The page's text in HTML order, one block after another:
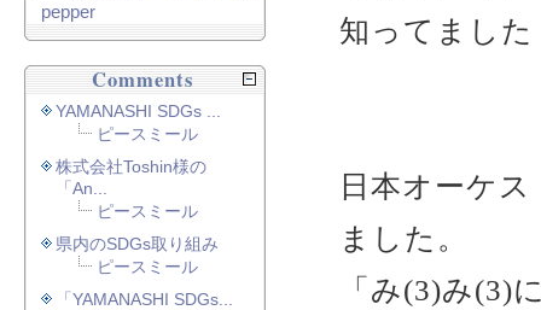
知ってました
日本オーケ
ました。
「み(3)み(3)
pepper
Comments
YAMANASHI SDGs ...
ピースミール
株式会社Toshin様の
「An...
ピースミール
県内のSDGs取り組み
ピースミール
「YAMANASHI SDGs...